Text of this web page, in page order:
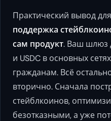
Практический вывод
поддержка
сам продукт. Ваш шлюз
и USDC в основных
гражданам. Всё
вторично. Сначала
стейблкоинов,
безотказными, а уже